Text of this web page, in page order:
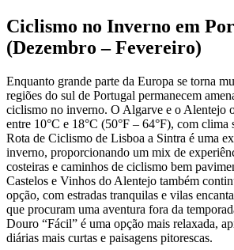
Santiago de Compostela de Bicicleta -
8 Dias 4/5
Ciclismo no Inverno em
(Dezembro – Fevereiro)
Enquanto grande parte da Europa se torna
regiões do sul de Portugal permanecem
ciclismo no inverno. O Algarve e o Alentejo
entre 10°C e 18°C (50°F – 64°F), com clima
Rota de Ciclismo de Lisboa a Sintra é uma
inverno, proporcionando um mix de
costeiras e caminhos de ciclismo bem
Castelos e Vinhos do Alentejo também
opção, com estradas tranquilas e vilas
que procuram uma aventura fora da
Douro “Fácil” é uma opção mais relaxada,
diárias mais curtas e paisagens pitorescas.